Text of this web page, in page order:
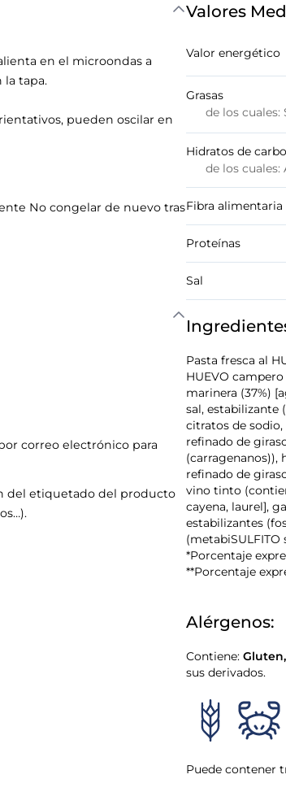
en el microondas a
tapa.
pueden oscilar en
No congelar de nuevo tras
correo electrónico para
del etiquetado del producto
Valores
Valor energético
Grasas
de los cuales:
Hidratos de
de los cuales:
Fibra alimentaria
Proteínas
Sal
Pasta fresca al
HUEVO campero
marinera (37%)
sal, estabilizante
citratos de sodio,
refinado de
(carragenanos)),
refinado de
vino tinto
cayena, laurel],
estabilizantes
(metabiSULFITO
*Porcentaje
**Porcentaje
Alérgenos:
Contiene: Gluten,
sus derivados.
Puede contener